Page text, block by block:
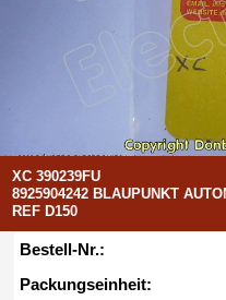
XC 390239FU
8925904242 BLAUPUNKT
REF D150
Bestell-Nr.:
Packungseinheit: